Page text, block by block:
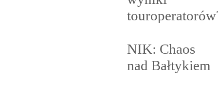
NIK: Chaos
nad Bałtykiem